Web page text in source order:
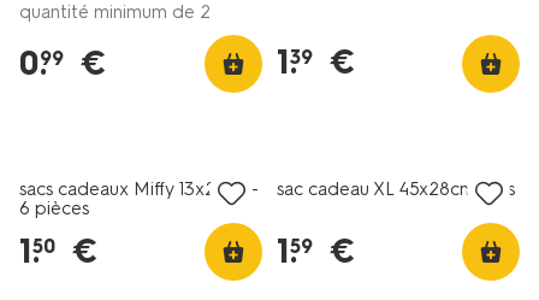
quantité minimum de 2
0.
99 € 1.
39 €
sacs cadeaux Miffy 13x21cm -
6 pièces
1.
50 €
sac cadeau XL 45x28cm pois
1.
59 €